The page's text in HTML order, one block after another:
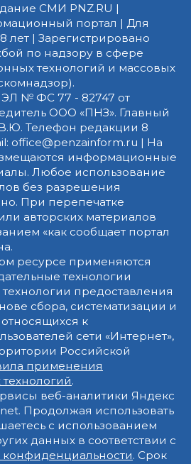
СМИ PNZ.RU |
портал | Для
лет | Зарегистрировано
по надзору в сфере
технологий и массовых
ЭЛ № ФС 77 - 82747 от
ООО «ПНЗ». Главный
Телефон редакции 8
office@penzainform.ru | На
информационные
Любое использование
без разрешения
При перепечатке
авторских материалов
«как сообщает портал
ресурсе применяются
технологии
предоставления
сбора, систематизации и
к
сети «Интернет»,
Российской
применения
.
веб-аналитики Яндекс
Продолжая использовать
с использованием
данных в соответствии с
. Срок